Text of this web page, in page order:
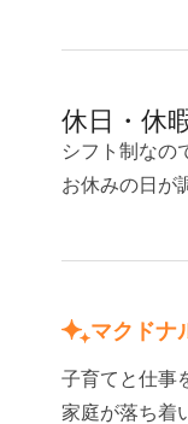
休日・休
シフト制なの
お休みの日が
マクドナ
子育てと仕事
家庭が落ち着